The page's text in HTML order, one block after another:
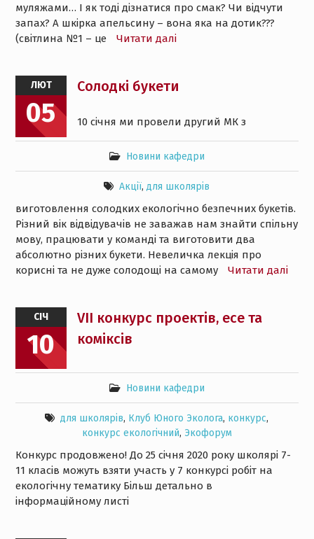
муляжами… І як тоді дізнатися про смак? Чи відчути
запах? А шкірка апельсину – вона яка на дотик???
(світлина №1 – це
Читати далі
ЛЮТ
05
Солодкі букети
Новини кафедри
Акції,для школярів
10 січня ми провели другий МК з
виготовлення солодких екологічно безпечних букетів.
Різний вік відвідувачів не заважав нам знайти спільну
мову, працювати у команді та виготовити два
абсолютно різних букети. Невеличка лекція про
корисні та не дуже солодощі на самому
Читати далі
СІЧ
10
VII конкурс проектів, есе та
коміксів
Новини кафедри
для школярів, Клуб Юного Эколога, конкурс,
конкурс екологічний, Экофорум
Конкурс продовжено! До 25 січня 2020 року школярі 7-
11 класів можуть взяти участь у 7 конкурсі робіт на
екологічну тематику Більш детально в
інформаційному листі